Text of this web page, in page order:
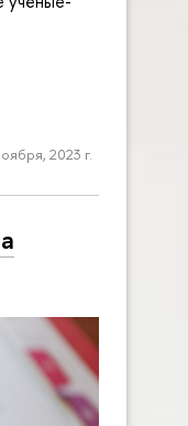
2023 г.